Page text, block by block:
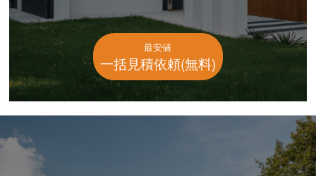
最安値
一括見積依頼(無料)